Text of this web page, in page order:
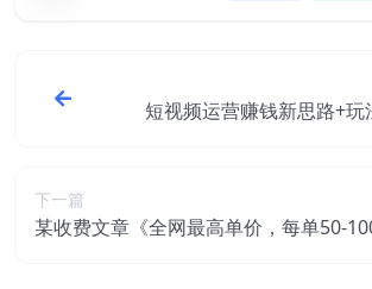
短视频运营赚钱新思路+玩
下一篇
某收费文章《全网最高单价，每单50-